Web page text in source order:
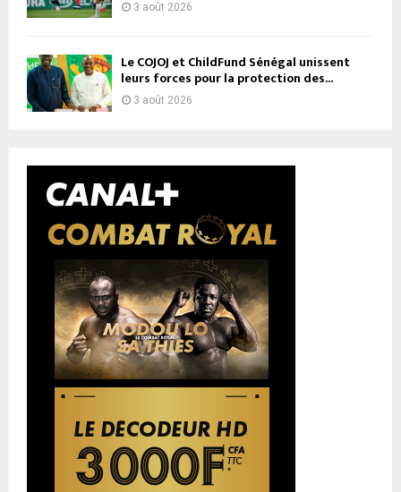
3 août 2026
Le COJOJ et ChildFund Sénégal unissent
leurs forces pour la protection des...
3 août 2026